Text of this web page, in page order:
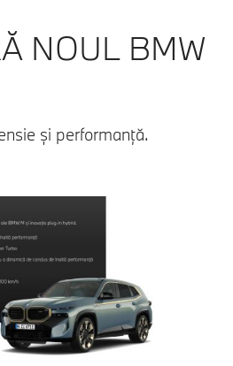
NOUL BMW
şi performanţă.